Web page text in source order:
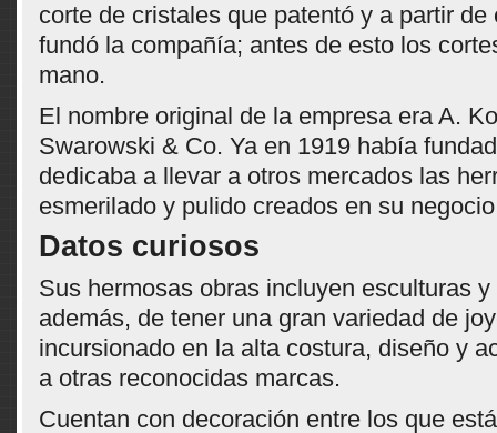
corte de cristales que patentó y a partir de
fundó la compañía; antes de esto los
mano.
El nombre original de la empresa era A.
Swarowski & Co. Ya en 1919 había
dedicaba a llevar a otros mercados las
esmerilado y pulido creados en su
Datos curiosos
Sus hermosas obras incluyen esculturas
además, de tener una gran variedad de
incursionado en la alta costura, diseño y
a otras reconocidas marcas.
Cuentan con decoración entre los que